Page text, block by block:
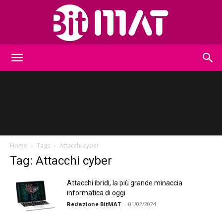
Home Tags Attacchi cyber
Tag: Attacchi cyber
Attacchi ibridi, la più grande minaccia
informatica di oggi
Redazione BitMAT - 01/02/2024